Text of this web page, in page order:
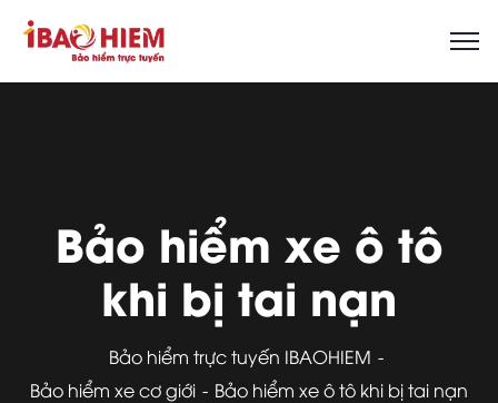
Bảo hiểm xe ô tô
khi bị tai nạn
Bảo hiểm trực tuyến IBAOHIEM
Bảo hiểm xe cơ giới
Bảo hiểm xe ô tô khi bị tai nạn